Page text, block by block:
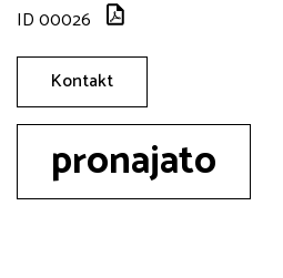
ID 00026
Kontakt
pronajato